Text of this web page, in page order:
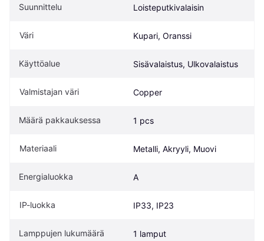
Suunnittelu Loisteputkivalaisin
Väri Kupari, Oranssi
Käyttöalue Sisävalaistus, Ulkovalaistus
Valmistajan väri Copper
Määrä pakkauksessa 1 pcs
Materiaali Metalli, Akryyli, Muovi
Energialuokka A
IP-luokka IP33, IP23
Lamppujen lukumäärä 1 lamput